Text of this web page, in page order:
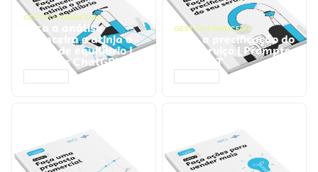
GESTÃO FINANCEIRA
Faça a análise
financeira e atinja o
ponto de equilíbrio |
Prompts ChatGPT
GESTÃO FINANCEIRA
Faça a precificação do
seu serviço | Prompts
ChatGPT